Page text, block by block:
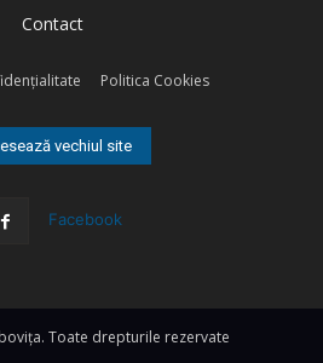
Contact
Politica Cookies
vechiul site
Facebook
Toate drepturile rezervate